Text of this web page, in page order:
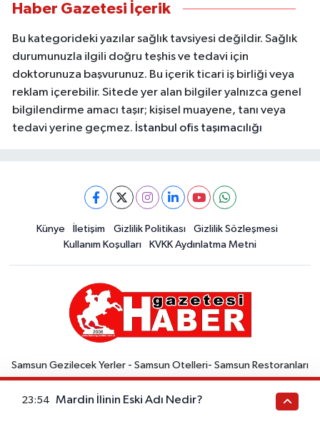
Haber Gazetesi İçerik
Bu kategorideki yazılar sağlık tavsiyesi değildir. Sağlık
durumunuzla ilgili doğru teşhis ve tedavi için
doktorunuza başvurunuz. Bu içerik ticari iş birliği veya
reklam içerebilir. Sitede yer alan bilgiler yalnızca genel
bilgilendirme amacı taşır; kişisel muayene, tanı veya
tedavi yerine geçmez. İstanbul ofis taşımacılığı
Künye İletişim Gizlilik Politikası
Gizlilik Sözleşmesi
Kullanım Koşulları
KVKK Aydınlatma Metni
Samsun Gezilecek Yerler - Samsun Otelleri- Samsun Restoranları
- Samsun Aktiviteleri -Samsun Tarihi-Samsun Kültürü -Samsun
Doğası -Samsun Alışveriş -Samsun Ulaşım -Samsun Hava Durumu
Samsunspor haberleri Haber gazetesi | Samsun haber | Samsun
23:54 Mardin İlinin Eski Adı Nedir?